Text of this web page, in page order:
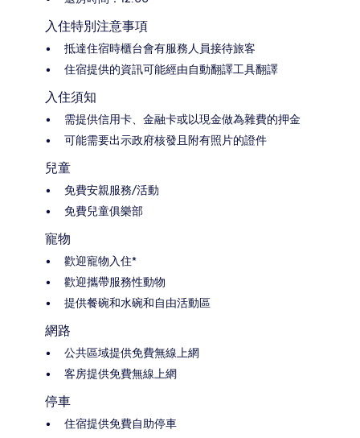
入住特別注意事項
抵達住宿時櫃台會有服務人員接待旅客
住宿提供的資訊可能經由自動翻譯工具翻譯
入住須知
需提供信用卡、金融卡或以現金做為雜費的押金
可能需要出示政府核發且附有照片的證件
兒童
免費安親服務/活動
免費兒童俱樂部
寵物
歡迎寵物入住*
歡迎攜帶服務性動物
提供餐碗和水碗和自由活動區
網路
公共區域提供免費無線上網
客房提供免費無線上網
停車
住宿提供免費自助停車